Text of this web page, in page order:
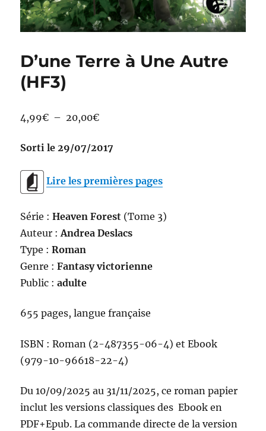
D’une Terre à Une Autre
(HF3)
4,99€ – 20,00€Plage
prix :
à
Sorti le 29/07/2017
Lire les premières pages
Série :Heaven Forest (Tome 3)
Auteur :Andrea Deslacs
Type :Roman
Genre :Fantasy victorienne
Public :adulte
655 pages, langue française
ISBN : Roman (2-487355-06-4) et Ebook
(979-10-96618-22-4)
Du 10/09/2025 au 31/11/2025, ce roman papier
inclut les versions classiques des Ebook en
PDF+Epub. La commande directe de la version